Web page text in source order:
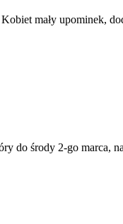
mały upominek,
do środy 2-go marca,